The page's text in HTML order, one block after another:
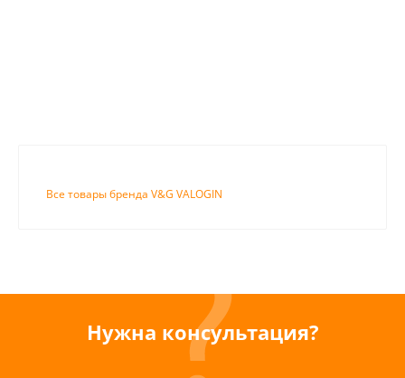
Все товары бренда V&G VALOGIN
Нужна консультация?